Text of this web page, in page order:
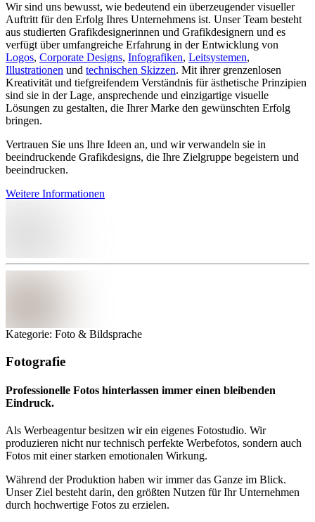
Wir sind uns bewusst, wie bedeutend ein überzeugender visueller
Auftritt für den Erfolg Ihres Unternehmens ist. Unser Team besteht
aus studierten Grafikdesignerinnen und Grafikdesignern und es
verfügt über umfangreiche Erfahrung in der Entwicklung von
Logos, Corporate Designs, Infografiken, Leitsystemen,
Illustrationen und technischen Skizzen. Mit ihrer grenzenlosen
Kreativität und tiefgreifendem Verständnis für ästhetische Prinzipien
sind sie in der Lage, ansprechende und einzigartige visuelle
Lösungen zu gestalten, die Ihrer Marke den gewünschten Erfolg
bringen.
Vertrauen Sie uns Ihre Ideen an, und wir verwandeln sie in
beeindruckende Grafikdesigns, die Ihre Zielgruppe begeistern und
beeindrucken.
Weitere Informationen
Kategorie: Foto & Bildsprache
Fotografie
Professionelle Fotos hinterlassen immer einen bleibenden
Eindruck.
Als Werbeagentur besitzen wir ein eigenes Fotostudio. Wir
produzieren nicht nur technisch perfekte Werbefotos, sondern auch
Fotos mit einer starken emotionalen Wirkung.
Während der Produktion haben wir immer das Ganze im Blick.
Unser Ziel besteht darin, den größten Nutzen für Ihr Unternehmen
durch hochwertige Fotos zu erzielen.